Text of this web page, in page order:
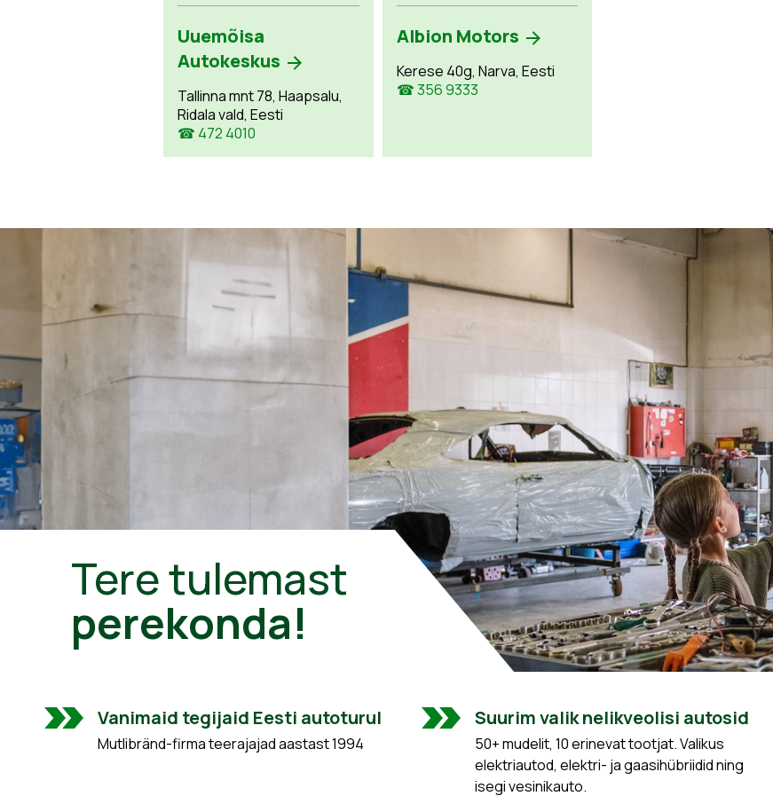
Uuemõisa
Autokeskus
Tallinna mnt 78, Haapsalu,
Ridala vald, Eesti
☎ 472 4010
Albion Motors
Kerese 40g, Narva, Eesti
☎ 356 9333
Tere tulemast
perekonda!
Vanimaid tegijaid Eesti autoturul
Mutlibränd-firma teerajajad aastast 1994
Suurim valik nelikveolisi autosid
50+ mudelit, 10 erinevat tootjat. Valikus
elektriautod, elektri- ja gaasihübriidid ning
isegi vesinikauto.